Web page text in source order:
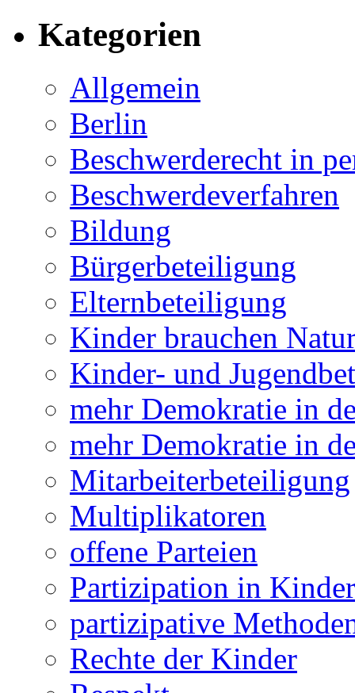
Kategorien
Allgemein
Berlin
Beschwerderecht in
Beschwerdeverfahren
Bildung
Bürgerbeteiligung
Elternbeteiligung
Kinder brauchen
Kinder- und
mehr Demokratie in
mehr Demokratie in
Mitarbeiterbeteiligung
Multiplikatoren
offene Parteien
Partizipation in
partizipative
Rechte der Kinder